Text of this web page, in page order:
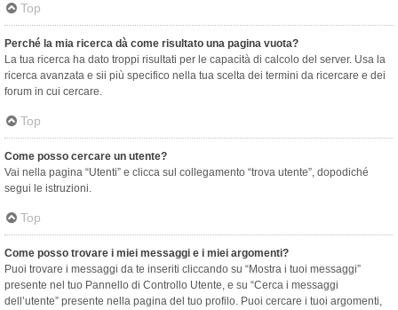
Top
Perché la mia ricerca dà come risultato una pagina vuota?
La tua ricerca ha dato troppi risultati per le capacità di calcolo del server. Usa la
ricerca avanzata e sii più specifico nella tua scelta dei termini da ricercare e dei
forum in cui cercare.
Top
Come posso cercare un utente?
Vai nella pagina “Utenti” e clicca sul collegamento “trova utente”, dopodiché
segui le istruzioni.
Top
Come posso trovare i miei messaggi e i miei argomenti?
Puoi trovare i messaggi da te inseriti cliccando su “Mostra i tuoi messaggi”
presente nel tuo Pannello di Controllo Utente, e su “Cerca i messaggi
dell’utente” presente nella pagina del tuo profilo. Puoi cercare i tuoi argomenti,